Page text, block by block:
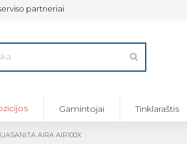
partneriai
Gamintojai Tinklaraštis
AIRA AIR100X